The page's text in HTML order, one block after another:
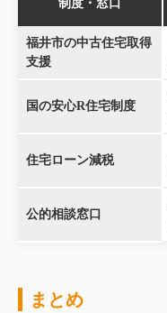
制度・窓口
福井市の中古住宅取得
支援
国の安心R住宅制度
住宅ローン減税
公的相談窓口
まとめ